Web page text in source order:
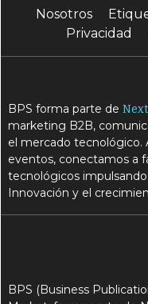
Nosotros
Privacidad
BPS forma parte de
marketing B2B,
el mercado tecnológico.
eventos, conectamos a
tecnológicos
Innovación y el
BPS (Business